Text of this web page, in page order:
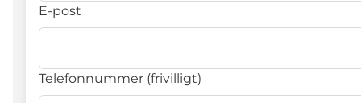
E-post
Telefonnummer (frivilligt)